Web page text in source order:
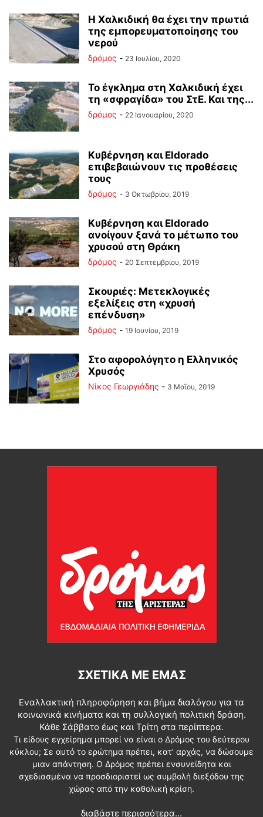
Η Χαλκιδική θα έχει την πρωτιά
της εμπορευματοποίησης του
νερού
δρόμος - 23 Ιουλίου, 2020
Το έγκλημα στη Χαλκιδική έχει
τη «σφραγίδα» του ΣτΕ. Και της...
δρόμος - 22 Ιανουαρίου, 2020
Κυβέρνηση και Eldorado
επιβεβαιώνουν τις προθέσεις
τους
δρόμος - 3 Οκτωβρίου, 2019
Kυβέρνηση και Eldorado
ανοίγουν ξανά το μέτωπο του
χρυσού στη Θράκη
δρόμος - 20 Σεπτεμβρίου, 2019
Σκουριές: Μετεκλογικές
εξελίξεις στη «χρυσή
επένδυση»
δρόμος - 19 Ιουνίου, 2019
Στο αφορολόγητο η Ελληνικός
Χρυσός
Νίκος Γεωργιάδης - 3 Μαΐου, 2019
ΣΧΕΤΙΚΆ ΜΕ ΕΜΆΣ
Εναλλακτική πληροφόρηση και βήμα διαλόγου για τα
κοινωνικά κινήματα και τη συλλογική πολιτική δράση.
Κάθε Σάββατο έως και Τρίτη στα περίπτερα.
Τι είδους εγχείρημα μπορεί να είναι ο Δρόμος του δεύτερου
κύκλου; Σε αυτό το ερώτημα πρέπει, κατ’ αρχάς, να δώσουμε
μιαν απάντηση. Ο Δρόμος πρέπει ενσυνείδητα και
σχεδιασμένα να προσδιοριστεί ως συμβολή διεξόδου της
χώρας από την καθολική κρίση.
διαβάστε περισσότερα...